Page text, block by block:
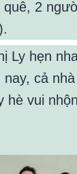
2
Ly hẹn
cả
hè vui